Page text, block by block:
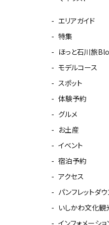
エリアガイド
特集
ほっと石川旅
モデルコース
スポット
体験予約
グルメ
お土産
イベント
宿泊予約
アクセス
パンフレットダ
いしかわ文化観
インフォメーショ